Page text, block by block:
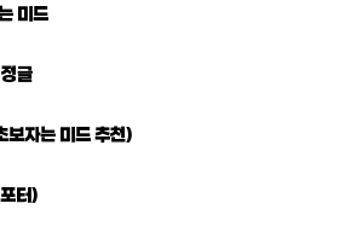
미드
글
보자는 미드 추천)
터)